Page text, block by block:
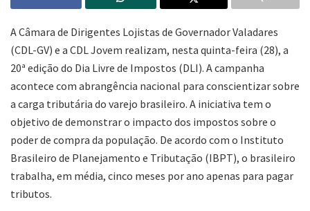
A Câmara de Dirigentes Lojistas de Governador Valadares
(CDL-GV) e a CDL Jovem realizam, nesta quinta-feira (28), a
20ª edição do Dia Livre de Impostos (DLI). A campanha
acontece com abrangência nacional para conscientizar sobre
a carga tributária do varejo brasileiro. A iniciativa tem o
objetivo de demonstrar o impacto dos impostos sobre o
poder de compra da população. De acordo com o Instituto
Brasileiro de Planejamento e Tributação (IBPT), o brasileiro
trabalha, em média, cinco meses por ano apenas para pagar
tributos.